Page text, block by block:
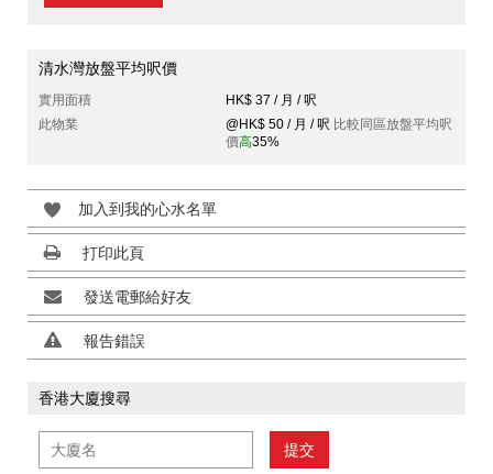
清水灣放盤平均呎價
實用面積
HK$ 37 / 月 / 呎
此物業
@HK$ 50 / 月 / 呎 比較同區放盤平均呎
價高35%
加入到我的心水名單
打印此頁
發送電郵給好友
報告錯誤
香港大廈搜尋
提交